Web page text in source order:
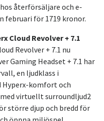
återförsäljare och e-
februari för 1719 kronor.
Cloud Revolver + 7.1
Revolver + 7.1 nu
Gaming Headset + 7.1 har
en ljudklass i
komfort och
virtuellt surroundljud2
större djup och bredd för